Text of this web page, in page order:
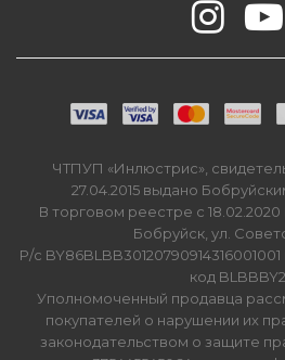
ЧТПУП «Инлюстрис»,
27.04.2015 выдано
В торговом реестре с
Бобруйск, ул.
Р/с
код
Уполномоченный продавца
покупателей о нарушении их
законодательством о защите